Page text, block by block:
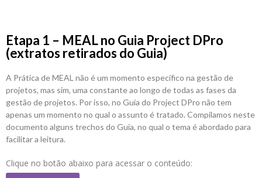
Etapa 1 – MEAL no Guia Project DPro
(extratos retirados do Guia)
A Prática de MEAL não é um momento específico na gestão de
projetos, mas sim, uma constante ao longo de todas as fases da
gestão de projetos. Por isso, no Guia do Project DPro não tem
apenas um momento no qual o assunto é tratado. Compilamos neste
documento alguns trechos do Guia, no qual o tema é abordado para
facilitar a leitura.
Clique no botão abaixo para acessar o conteúdo: